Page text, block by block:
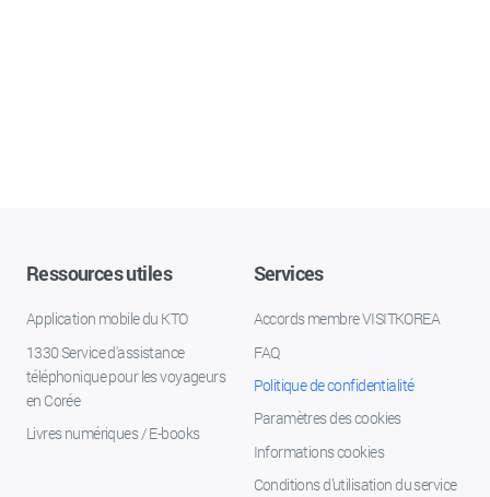
Ressources utiles
Application mobile du KTO
1330 Service d'assistance
téléphonique pour les voyageurs
en Corée
Livres numériques / E-books
Services
Accords membre VISITKOREA
FAQ
Politique de confidentialité
Paramètres des cookies
Informations cookies
Conditions d’utilisation du service